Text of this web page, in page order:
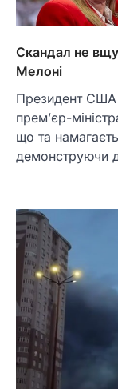
Скандал не
Мелоні
Президент США
прем’єр-
що та
демонструючи